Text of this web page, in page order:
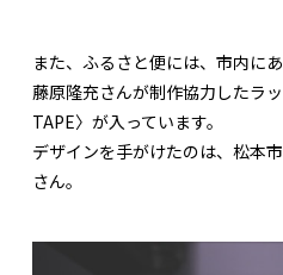
また、ふるさと便には、市内に
藤原隆充さんが制作協力したラ
TAPE〉が入っています。
デザインを手がけたのは、松本
さん。